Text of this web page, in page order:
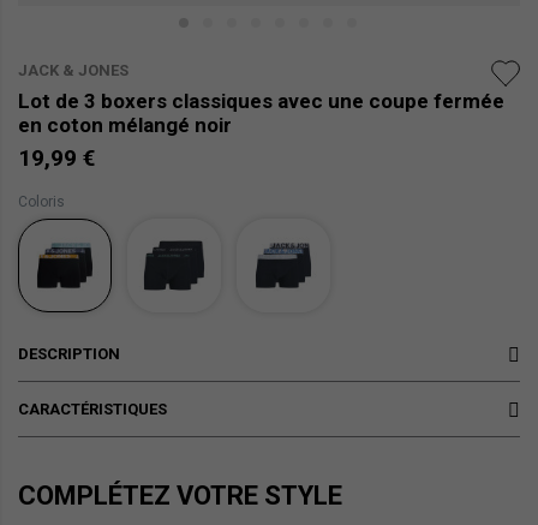
JACK & JONES
Lot de 3 boxers classiques avec une coupe fermée
en coton mélangé noir
19,99 €
Coloris
DESCRIPTION
CARACTÉRISTIQUES
COMPLÉTEZ VOTRE STYLE